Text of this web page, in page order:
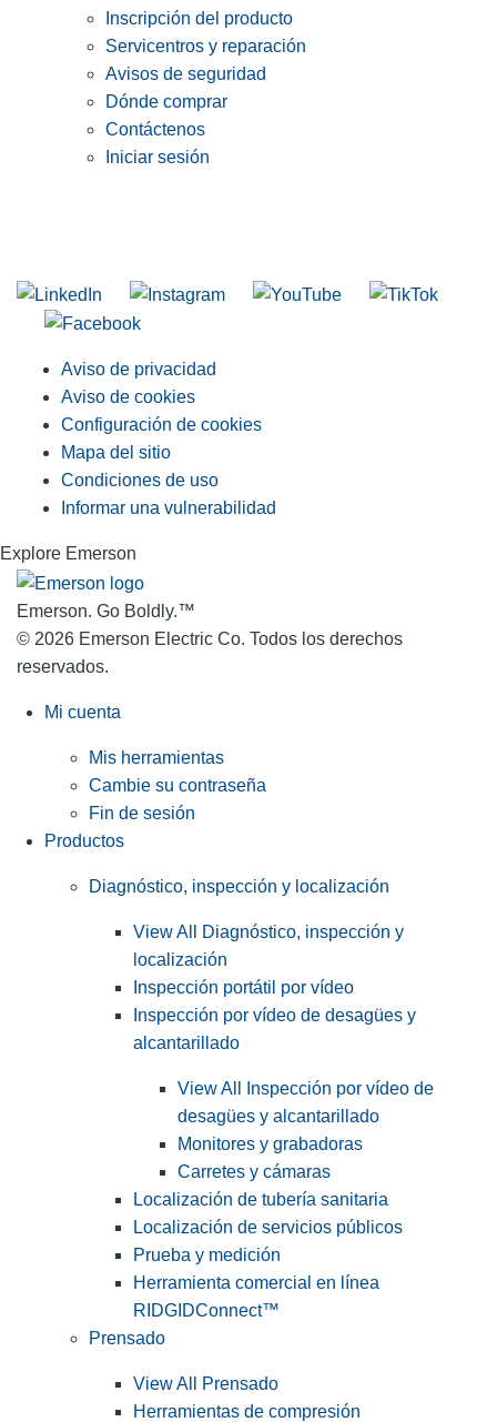
Inscripción del producto
Servicentros y reparación
Avisos de seguridad
Dónde comprar
Contáctenos
Iniciar sesión
Aviso de privacidad
Aviso de cookies
Configuración de cookies
Mapa del sitio
Condiciones de uso
Informar una vulnerabilidad
Explore Emerson
Emerson. Go Boldly.™
© 2026 Emerson Electric Co. Todos los derechos
reservados.
Mi cuenta
Mis herramientas
Cambie su contraseña
Fin de sesión
Productos
Diagnóstico, inspección y localización
View All Diagnóstico, inspección y
localización
Inspección portátil por vídeo
Inspección por vídeo de desagües y
alcantarillado
View All Inspección por vídeo de
desagües y alcantarillado
Monitores y grabadoras
Carretes y cámaras
Localización de tubería sanitaria
Localización de servicios públicos
Prueba y medición
Herramienta comercial en línea
RIDGIDConnect™
Prensado
View All Prensado
Herramientas de compresión